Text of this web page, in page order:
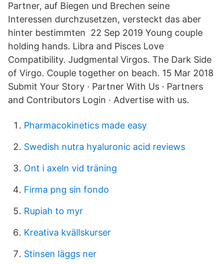
Partner, auf Biegen und Brechen seine
Interessen durchzusetzen, versteckt das aber
hinter bestimmten 22 Sep 2019 Young couple
holding hands. Libra and Pisces Love
Compatibility. Judgmental Virgos. The Dark Side
of Virgo. Couple together on beach. 15 Mar 2018
Submit Your Story · Partner With Us · Partners
and Contributors Login · Advertise with us.
Pharmacokinetics made easy
Swedish nutra hyaluronic acid reviews
Ont i axeln vid träning
Firma png sin fondo
Rupiah to myr
Kreativa kvällskurser
Stinsen läggs ner